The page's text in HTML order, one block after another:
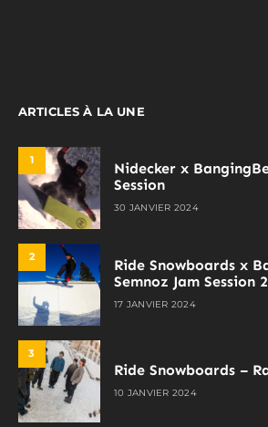
ARTICLES À LA UNE
1
Nidecker x
Session
30 JANVIER 2024
2
Ride Snowboards x
Semnoz Jam Session
17 JANVIER 2024
3
Ride Snowboards –
10 JANVIER 2024